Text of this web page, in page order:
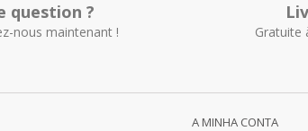
question ?
nous maintenant ! Gratuite
A MINHA CONTA